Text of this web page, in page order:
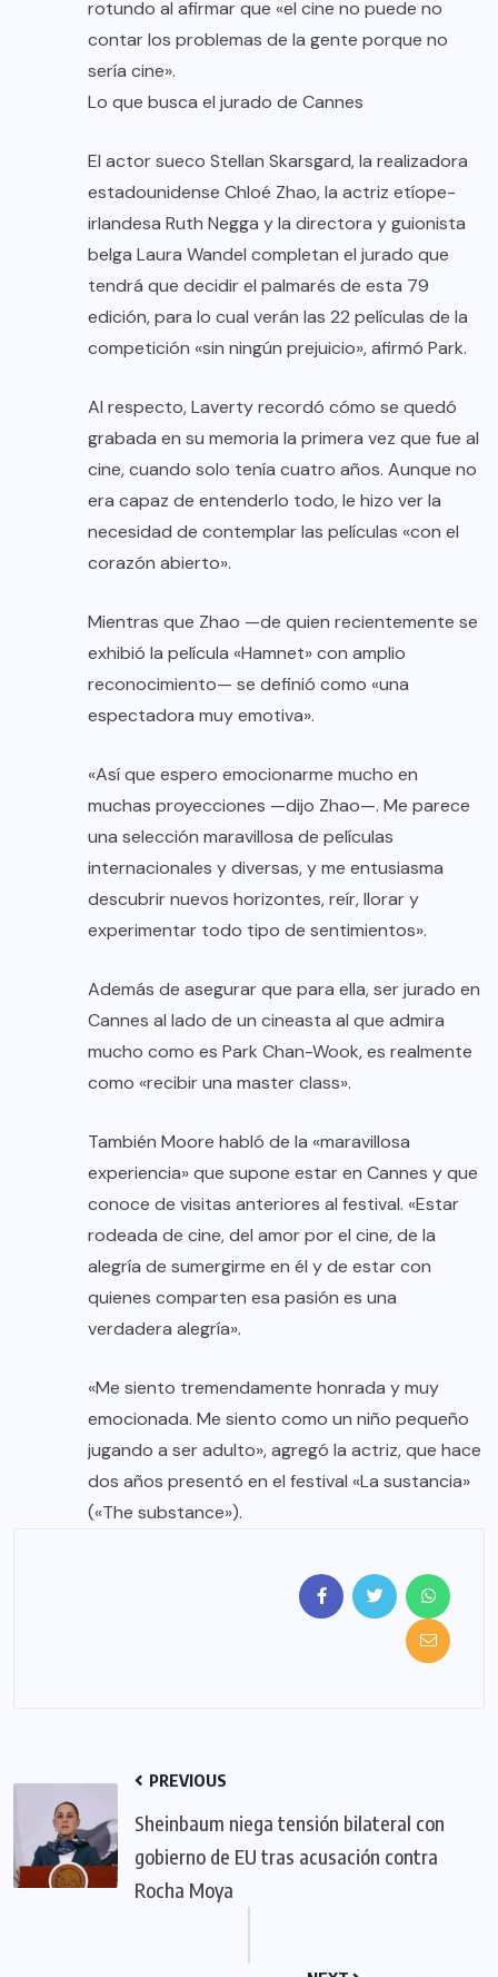
rotundo al afirmar que «el cine no puede no
contar los problemas de la gente porque no
sería cine».
Lo que busca el jurado de Cannes
El actor sueco Stellan Skarsgard, la realizadora
estadounidense Chloé Zhao, la actriz etíope-
irlandesa Ruth Negga y la directora y guionista
belga Laura Wandel completan el jurado que
tendrá que decidir el palmarés de esta 79
edición, para lo cual verán las 22 películas de la
competición «sin ningún prejuicio», afirmó Park.
Al respecto, Laverty recordó cómo se quedó
grabada en su memoria la primera vez que fue al
cine, cuando solo tenía cuatro años. Aunque no
era capaz de entenderlo todo, le hizo ver la
necesidad de contemplar las películas «con el
corazón abierto».
Mientras que Zhao —de quien recientemente se
exhibió la película «Hamnet» con amplio
reconocimiento— se definió como «una
espectadora muy emotiva».
«Así que espero emocionarme mucho en
muchas proyecciones —dijo Zhao—. Me parece
una selección maravillosa de películas
internacionales y diversas, y me entusiasma
descubrir nuevos horizontes, reír, llorar y
experimentar todo tipo de sentimientos».
Además de asegurar que para ella, ser jurado en
Cannes al lado de un cineasta al que admira
mucho como es Park Chan-Wook, es realmente
como «recibir una master class».
También Moore habló de la «maravillosa
experiencia» que supone estar en Cannes y que
conoce de visitas anteriores al festival. «Estar
rodeada de cine, del amor por el cine, de la
alegría de sumergirme en él y de estar con
quienes comparten esa pasión es una
verdadera alegría».
«Me siento tremendamente honrada y muy
emocionada. Me siento como un niño pequeño
jugando a ser adulto», agregó la actriz, que hace
dos años presentó en el festival «La sustancia»
(«The substance»).
PREVIOUS
Sheinbaum niega tensión bilateral con
gobierno de EU tras acusación contra
Rocha Moya